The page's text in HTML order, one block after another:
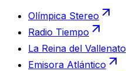
Olímpica Stereo
Radio Tiempo
La Reina del Vallenato
Emisora Atlántico